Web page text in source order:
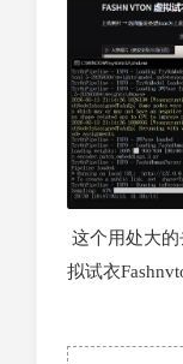
这个用处大
拟试衣